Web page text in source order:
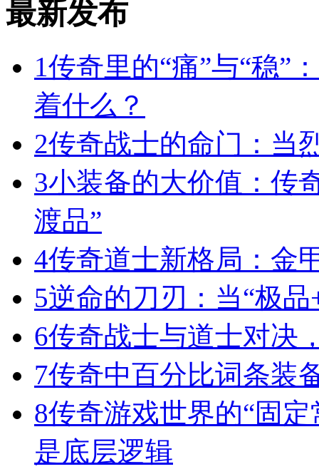
最新发布
1传奇里的“痛”与“稳”
着什么？
2传奇战士的命门：当
3小装备的大价值：传
渡品”
4传奇道士新格局：金
5逆命的刀刃：当“极
6传奇战士与道士对决
7传奇中百分比词条装
8传奇游戏世界的“固
是底层逻辑